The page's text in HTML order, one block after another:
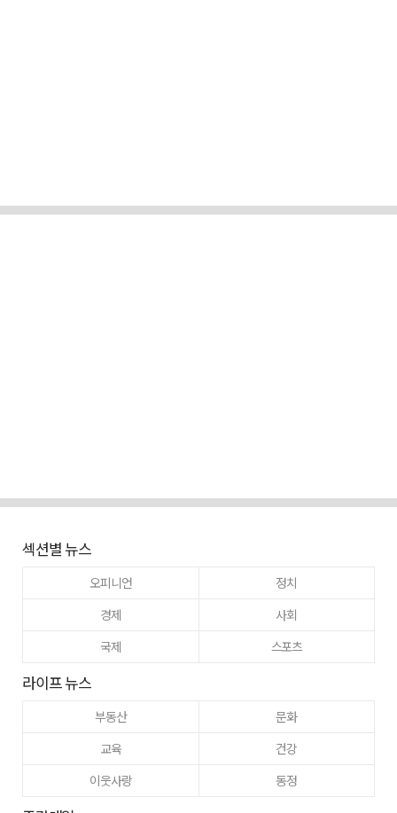
섹션별 뉴스
오피니언
정치
경제
사회
국제
스포츠
라이프 뉴스
부동산
문화
교육
건강
이웃사랑
동정